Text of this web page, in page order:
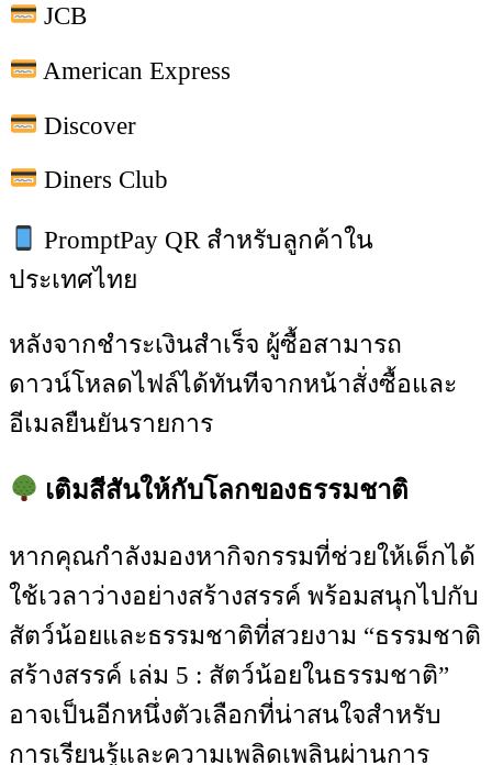
JCB
American Express
Discover
Diners Club
PromptPay QR สำหรับลูกค้าใน
ประเทศไทย
หลังจากชำระเงินสำเร็จ ผู้ซื้อสามารถ
ดาวน์โหลดไฟล์ได้ทันทีจากหน้าสั่งซื้อและ
อีเมลยืนยันรายการ
เติมสีสันให้กับโลกของธรรมชาติ
หากคุณกำลังมองหากิจกรรมที่ช่วยให้เด็กได้
ใช้เวลาว่างอย่างสร้างสรรค์ พร้อมสนุกไปกับ
สัตว์น้อยและธรรมชาติที่สวยงาม “ธรรมชาติ
สร้างสรรค์ เล่ม 5 : สัตว์น้อยในธรรมชาติ”
อาจเป็นอีกหนึ่งตัวเลือกที่น่าสนใจสำหรับ
การเรียนรู้และความเพลิดเพลินผ่านการ